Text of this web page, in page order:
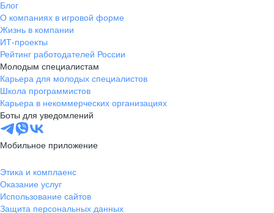
Блог
О компаниях в игровой форме
Жизнь в компании
ИТ-проекты
Рейтинг работодателей России
Молодым специалистам
Карьера для молодых специалистов
Школа программистов
Карьера в некоммерческих организациях
Боты для уведомлений
Мобильное приложение
Этика и комплаенс
Оказание услуг
Использование сайтов
Защита персональных данных